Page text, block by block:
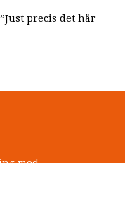
precis det här
med